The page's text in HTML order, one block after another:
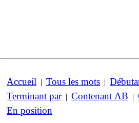
Accueil | Tous les mots |
Terminant par| Contenant AB |
En position